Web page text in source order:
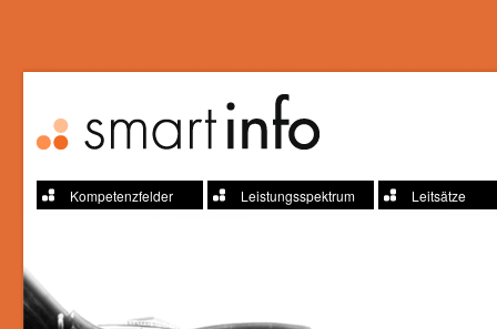
Kompetenzfelder Leistungsspektrum Leitsätze